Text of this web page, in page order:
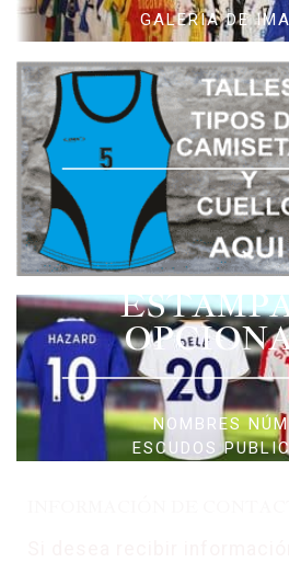
GALERIA DE
NOMBRES
ESCUDOS